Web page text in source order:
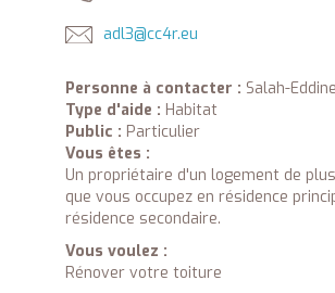
adl3@cc4r.eu
Personne à contacter : Salah-
Type d'aide : Habitat
Public : Particulier
Vous êtes :
Un propriétaire d'un logement de
que vous occupez en résidence
résidence secondaire.
Vous voulez :
Rénover votre toiture